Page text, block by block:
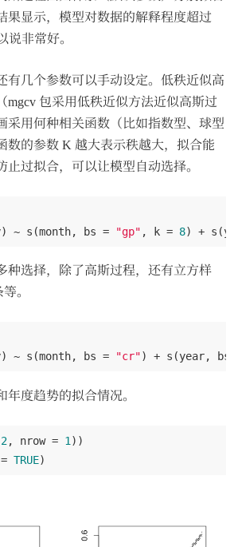
果显示，模型对数据的解释程度超过
非常好。
有几个参数可以手动设定。低秩近似高
mgcv 包采用低秩近似方法近似高斯过
采用何种相关函数（比如指数型、球型
数的参数 K 越大表示秩越大，拟合能
过拟合，可以让模型自动选择。
~ s(month, bs =
"gp" , k = 8) +
种选择，除了高斯过程，还有立方样
。
~ s(month, bs =
"cr") + s(year, bs
度趋势的拟合情况。
2, nrow = 1 ))
= TRUE)